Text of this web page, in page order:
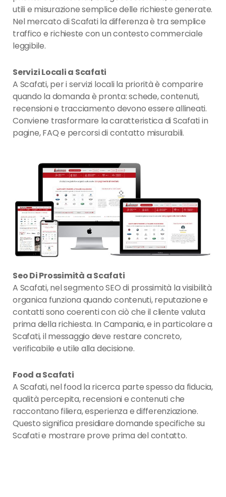
utili e misurazione semplice delle richieste generate.
Nel mercato di Scafati la differenza è tra semplice
traffico e richieste con un contesto commerciale
leggibile.
Servizi Locali a Scafati
A Scafati, per i servizi locali la priorità è comparire
quando la domanda è pronta: schede, contenuti,
recensioni e tracciamento devono essere allineati.
Conviene trasformare la caratteristica di Scafati in
pagine, FAQ e percorsi di contatto misurabili.
Seo Di Prossimità a Scafati
A Scafati, nel segmento SEO di prossimità la visibilità
organica funziona quando contenuti, reputazione e
contatti sono coerenti con ciò che il cliente valuta
prima della richiesta. In Campania, e in particolare a
Scafati, il messaggio deve restare concreto,
verificabile e utile alla decisione.
Food a Scafati
A Scafati, nel food la ricerca parte spesso da fiducia,
qualità percepita, recensioni e contenuti che
raccontano filiera, esperienza e differenziazione.
Questo significa presidiare domande specifiche su
Scafati e mostrare prove prima del contatto.